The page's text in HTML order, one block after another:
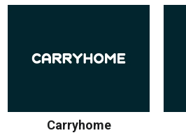
Carryhome